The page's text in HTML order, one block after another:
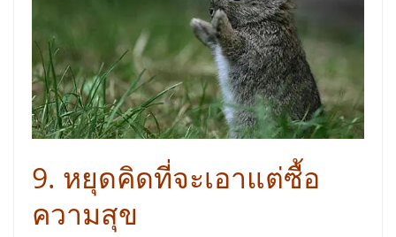
9. หยุดคิดที่จะเอาแต่ซื้อ
ความสุข